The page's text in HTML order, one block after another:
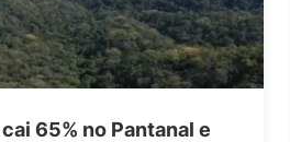
65% no Pantanal e